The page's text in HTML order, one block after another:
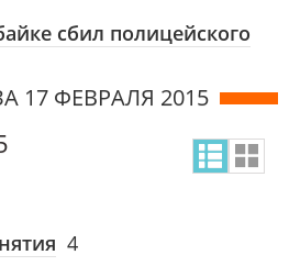
сбил полицейского
17 ФЕВРАЛЯ 2015
4